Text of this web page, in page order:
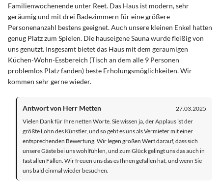
Familienwochenende unter Reet. Das Haus ist modern, sehr
geräumig und mit drei Badezimmern für eine größere
Personenanzahl bestens geeignet. Auch unsere kleinen Enkel hatten
genug Platz zum Spielen. Die hauseigene Sauna wurde fleißig von
uns genutzt. Insgesamt bietet das Haus mit dem geräumigen
Küchen-Wohn-Essbereich (Tisch an dem alle 9 Personen
problemlos Platz fanden) beste Erholungsmöglichkeiten. Wir
kommen sehr gerne wieder.
Antwort von Herr Metten
27.03.2025
Vielen Dank für Ihre netten Worte. Sie wissen ja, der Applaus ist der
größte Lohn des Künstler, und so geht es uns als Vermieter mit einer
entsprechenden Bewertung. Wir legen großen Wert darauf, dass sich
unsere Gäste bei uns wohlfühlen, und zum Glück gelingt uns das auch in
fast allen Fällen. Wir freuen uns das es Ihnen gefallen hat, und wenn Sie
uns bald einmal wieder besuchen.